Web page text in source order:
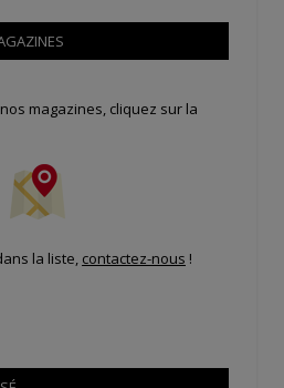
magazines, cliquez sur la
la liste, contactez-nous !